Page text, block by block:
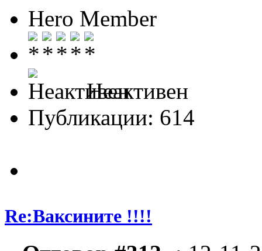
Hero Member
Неактивен
Публикации: 614
Re:Ваксините !!!!